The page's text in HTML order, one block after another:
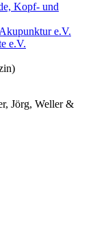
Kopf- und
e.V.
e.V.
Jörg, Weller &